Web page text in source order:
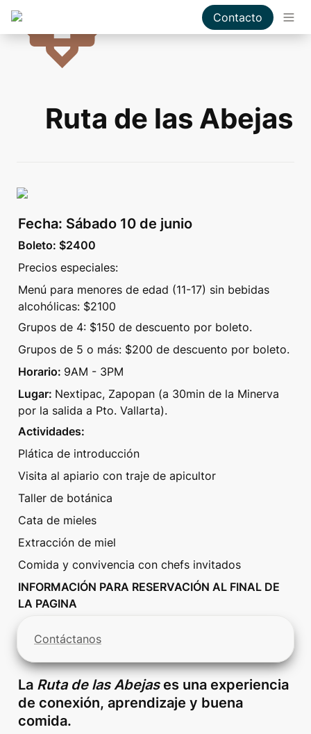
Contacto
Ruta de las Abejas
Fecha: Sábado 10 de junio
Boleto: $2400
Precios especiales:
Menú para menores de edad (11-17) sin bebidas
alcohólicas: $2100
Grupos de 4: $150 de descuento por boleto.
Grupos de 5 o más: $200 de descuento por boleto.
Horario: 9AM - 3PM
Lugar: Nextipac, Zapopan (a 30min de la Minerva
por la salida a Pto. Vallarta).
Actividades:
Plática de introducción
Visita al apiario con traje de apicultor
Taller de botánica
Cata de mieles
Extracción de miel
Comida y convivencia con chefs invitados
INFORMACIÓN PARA RESERVACIÓN AL FINAL DE
LA PAGINA
Contáctanos
La Ruta de las Abejas es una experiencia
de conexión, aprendizaje y buena
comida.